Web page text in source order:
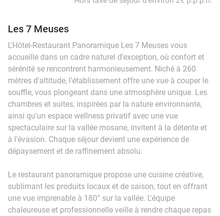
Les 7 Meuses
L'Hôtel-Restaurant Panoramique Les 7 Meuses vous
accueille dans un cadre naturel d'exception, où confort et
sérénité se rencontrent harmonieusement. Niché à 260
mètres d'altitude, l'établissement offre une vue à couper le
souffle, vous plongeant dans une atmosphère unique. Les
chambres et suites, inspirées par la nature environnante,
ainsi qu'un espace wellness privatif avec une vue
spectaculaire sur la vallée mosane, invitent à la détente et
à l'évasion. Chaque séjour devient une expérience de
dépaysement et de raffinement absolu.
Le restaurant panoramique propose une cuisine créative,
sublimant les produits locaux et de saison, tout en offrant
une vue imprenable à 180° sur la vallée. L'équipe
chaleureuse et professionnelle veille à rendre chaque repas